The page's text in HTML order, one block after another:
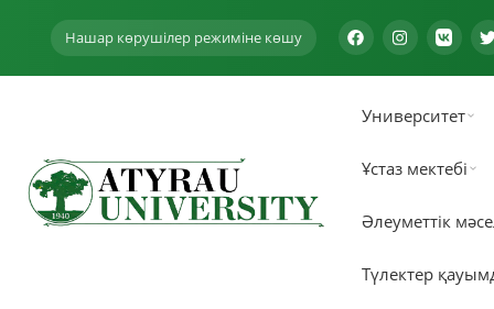
Нашар көрушілер режиміне көшу
Университет
Ұстаз мектебі
Әлеуметтік
Түлектер